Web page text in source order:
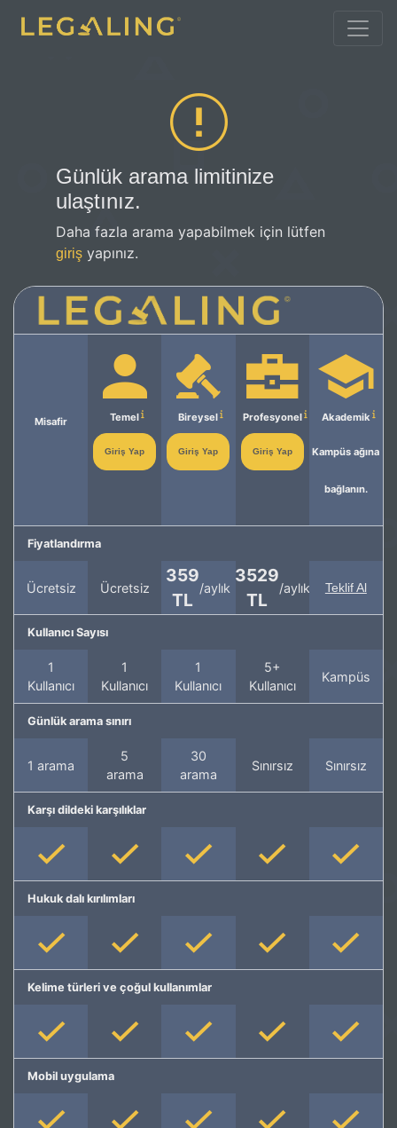
Günlük arama limitinize
ulaştınız.
Daha fazla arama yapabilmek için lütfen
giriş yapınız.
Misafir Temel
Giriş Yap
Bireysel
Giriş Yap
Profesyonel
Giriş Yap
Akademik
Kampüs ağına
bağlanın.
Fiyatlandırma
Ücretsiz Ücretsiz
359
TL
/aylık
3529
TL
/aylık Teklif Al
Kullanıcı Sayısı
1
Kullanıcı
1
Kullanıcı
1
Kullanıcı
5+
Kullanıcı
Kampüs
Günlük arama sınırı
1 arama
5
arama
30
arama
Sınırsız Sınırsız
Karşı dildeki karşılıklar
Hukuk dalı kırılımları
Kelime türleri ve çoğul kullanımlar
Mobil uygulama